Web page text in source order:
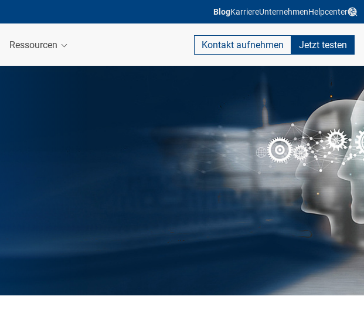
BlogKarriereUnternehmenHelpcenter
Ressourcen Kontakt aufnehmen Jetzt testen